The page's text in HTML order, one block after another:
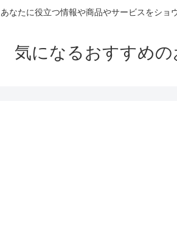
あなたに役立つ情報や商品やサービスをショ
気になるおすすめの